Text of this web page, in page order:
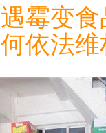
霉变
依法维